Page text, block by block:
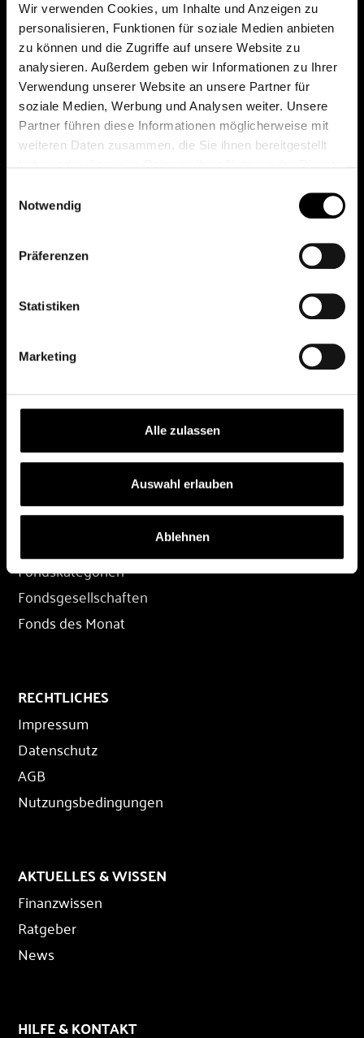
Wir verwenden Cookies, um Inhalte und Anzeigen zu
personalisieren, Funktionen für soziale Medien anbieten
zu können und die Zugriffe auf unsere Website zu
analysieren. Außerdem geben wir Informationen zu Ihrer
Verwendung unserer Website an unsere Partner für
soziale Medien, Werbung und Analysen weiter. Unsere
Partner führen diese Informationen möglicherweise mit
weiteren Daten zusammen, die Sie ihnen bereitgestellt
Notwendig
Präferenzen
Statistiken
Marketing
Alle zulassen
Auswahl erlauben
Ablehnen
Das erste Depot in Österreich mit 0€ Kontoführung,
0€ Ausgabeaufschlag und 0€ Depotgebühren bei
knapp 2000 Fonds und 0€ Orderspesen.
All rights reserved.
Depot eröffnen
Depot übertragen
Konditionen
FONDS
Fondskategorien
Fondsgesellschaften
Fonds des Monat
RECHTLICHES
Impressum
Datenschutz
AGB
Nutzungsbedingungen
AKTUELLES & WISSEN
Finanzwissen
Ratgeber
News
HILFE & KONTAKT